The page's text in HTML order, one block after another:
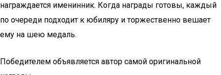
награждается именинник. Когда награды готовы, каждый
по очереди подходит к юбиляру и торжественно вешает
ему на шею медаль.
Победителем объявляется автор самой оригинальной